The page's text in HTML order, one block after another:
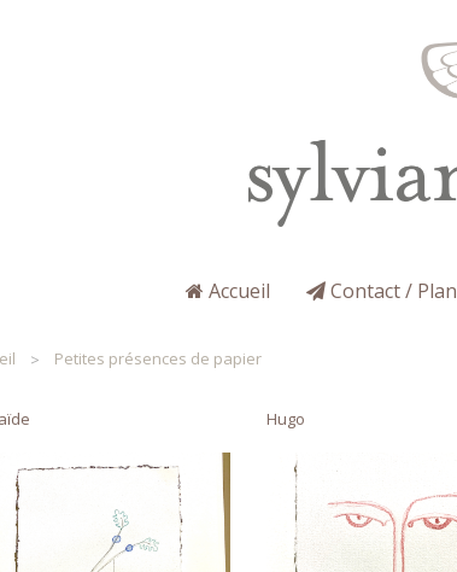
Accueil Contact / Plan
Petites présences de papier
Hugo